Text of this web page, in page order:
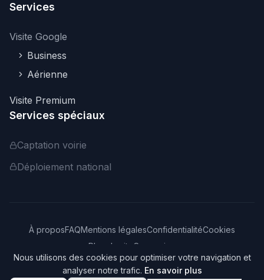
Services
Visite Google
Business
Aérienne
Visite Premium
Services spéciaux
Captation voirie
Déploiement national
©2026 Webvisite. Tous droits réservés.
À proposFAQMentions légalesConfidentialitéCookies
Plan du site
Connexion
Nous utilisons des cookies pour optimiser votre navigation et
analyser notre trafic. En savoir plus